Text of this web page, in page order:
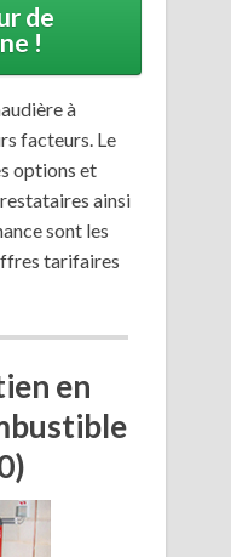
de
!
à
facteurs. Le
options et
ainsi
sont les
tarifaires
en